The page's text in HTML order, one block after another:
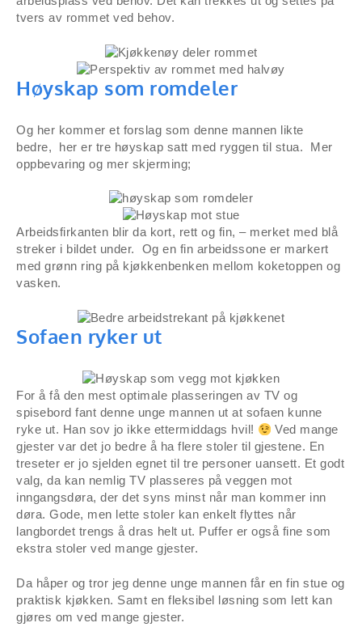
tvers av rommet ved behov.
Høyskap som romdeler
Og her kommer et forslag som denne mannen likte
bedre, her er tre høyskap satt med ryggen til stua. Mer
oppbevaring og mer skjerming;
Arbeidsfirkanten blir da kort, rett og fin, – merket med blå
streker i bildet under. Og en fin arbeidssone er markert
med grønn ring på kjøkkenbenken mellom koketoppen og
vasken.
Sofaen ryker ut
For å få den mest optimale plasseringen av TV og
spisebord fant denne unge mannen ut at sofaen kunne
ryke ut. Han sov jo ikke ettermiddags hvil!
Ved mange
gjester var det jo bedre å ha flere stoler til gjestene. En
treseter er jo sjelden egnet til tre personer uansett. Et godt
valg, da kan nemlig TV plasseres på veggen mot
inngangsdøra, der det syns minst når man kommer inn
døra. Gode, men lette stoler kan enkelt flyttes når
langbordet trengs å dras helt ut. Puffer er også fine som
ekstra stoler ved mange gjester.
Da håper og tror jeg denne unge mannen får en fin stue og
praktisk kjøkken. Samt en fleksibel løsning som lett kan
gjøres om ved mange gjester.